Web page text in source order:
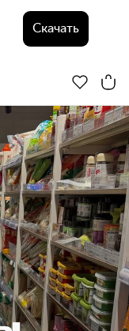
Скачать